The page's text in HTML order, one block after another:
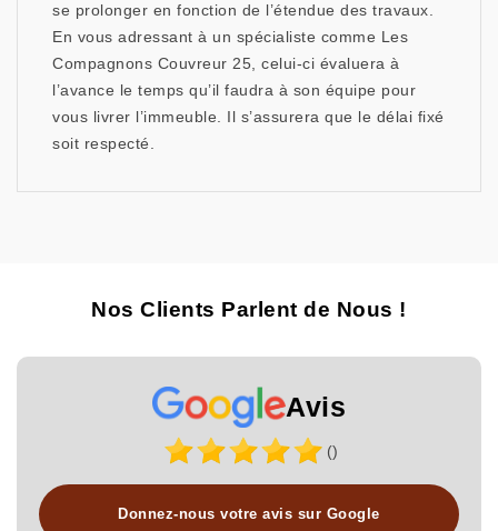
se prolonger en fonction de l’étendue des travaux.
En vous adressant à un spécialiste comme Les
Compagnons Couvreur 25, celui-ci évaluera à
l’avance le temps qu’il faudra à son équipe pour
vous livrer l’immeuble. Il s’assurera que le délai fixé
soit respecté.
Nos Clients Parlent de Nous !
Avis
()
Donnez-nous votre avis sur Google